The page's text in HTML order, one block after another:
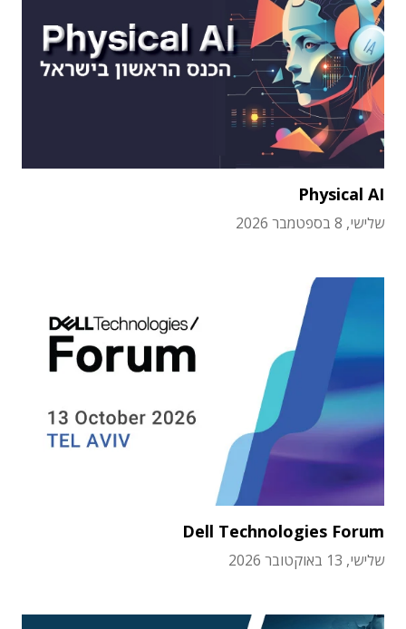
Physical AI
שלישי, 8 בספטמבר 2026
Dell Technologies Forum
שלישי, 13 באוקטובר 2026